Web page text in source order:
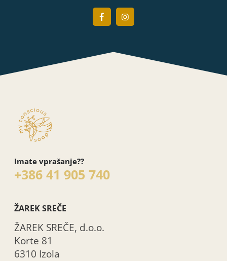
Imate vprašanje??
+386 41 905 740
ŽAREK SREČE
ŽAREK SREČE, d.o.o.
Korte 81
6310 Izola